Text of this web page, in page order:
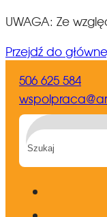
UWAGA: Ze
Przejdź do
506 625 584
Szukaj